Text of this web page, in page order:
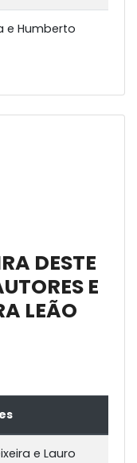
e Humberto
DESTE
E
LEÃO
e Lauro